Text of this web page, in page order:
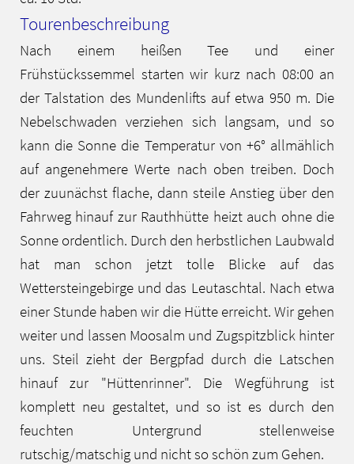
Tourenbeschreibung
Nach einem heißen Tee und einer
Frühstückssemmel starten wir kurz nach 08:00 an
der Talstation des Mundenlifts auf etwa 950 m. Die
Nebelschwaden verziehen sich langsam, und so
kann die Sonne die Temperatur von +6° allmählich
auf angenehmere Werte nach oben treiben. Doch
der zuunächst flache, dann steile Anstieg über den
Fahrweg hinauf zur Rauthhütte heizt auch ohne die
Sonne ordentlich. Durch den herbstlichen Laubwald
hat man schon jetzt tolle Blicke auf das
Wettersteingebirge und das Leutaschtal. Nach etwa
einer Stunde haben wir die Hütte erreicht. Wir gehen
weiter und lassen Moosalm und Zugspitzblick hinter
uns. Steil zieht der Bergpfad durch die Latschen
hinauf zur "Hüttenrinner". Die Wegführung ist
komplett neu gestaltet, und so ist es durch den
feuchten Untergrund stellenweise
rutschig/matschig und nicht so schön zum Gehen.